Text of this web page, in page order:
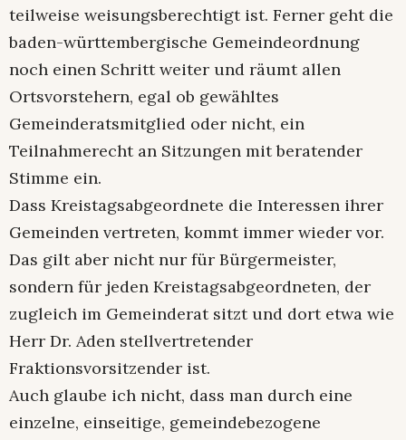
teilweise weisungsberechtigt ist. Ferner geht die
baden-württembergische Gemeindeordnung
noch einen Schritt weiter und räumt allen
Ortsvorstehern, egal ob gewähltes
Gemeinderatsmitglied oder nicht, ein
Teilnahmerecht an Sitzungen mit beratender
Stimme ein.
Dass Kreistagsabgeordnete die Interessen ihrer
Gemeinden vertreten, kommt immer wieder vor.
Das gilt aber nicht nur für Bürgermeister,
sondern für jeden Kreistagsabgeordneten, der
zugleich im Gemeinderat sitzt und dort etwa wie
Herr Dr. Aden stellvertretender
Fraktionsvorsitzender ist.
Auch glaube ich nicht, dass man durch eine
einzelne, einseitige, gemeindebezogene